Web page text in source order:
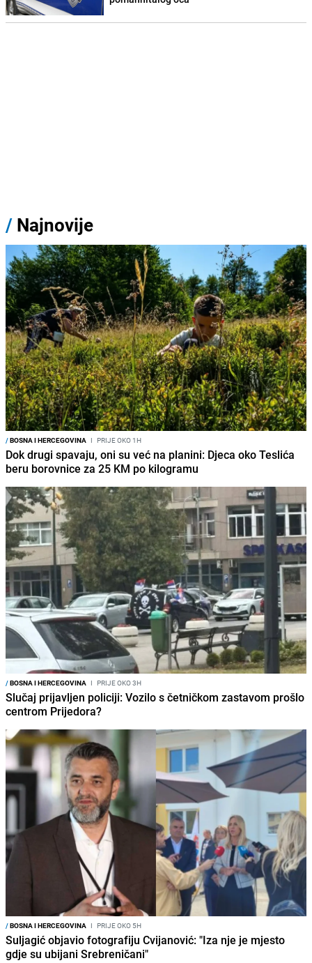
/ Najnovije
/BOSNA I HERCEGOVINA I PRIJE OKO 1H
Dok drugi spavaju, oni su već na planini: Djeca oko Teslića
beru borovnice za 25 KM po kilogramu
/BOSNA I HERCEGOVINA I PRIJE OKO 3H
Slučaj prijavljen policiji: Vozilo s četničkom zastavom prošlo
centrom Prijedora?
/BOSNA I HERCEGOVINA I PRIJE OKO 5H
Suljagić objavio fotografiju Cvijanović: "Iza nje je mjesto
gdje su ubijani Srebreničani"